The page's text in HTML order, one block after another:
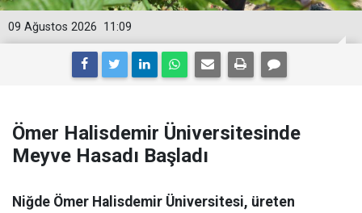
11:09
09 Ağustos 2026
Ömer Halisdemir Üniversitesinde
Meyve Hasadı Başladı
Niğde Ömer Halisdemir Üniversitesi, üreten